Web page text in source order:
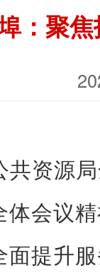
：聚
共资源
体会议
面提升